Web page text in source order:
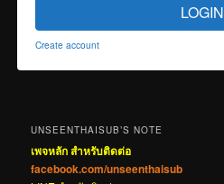
LOGIN
Create account
UNSEENTHAISUB’S NOTE
เพจหลัก สำหรับติดต่อ
facebook.com/unseenthaisub